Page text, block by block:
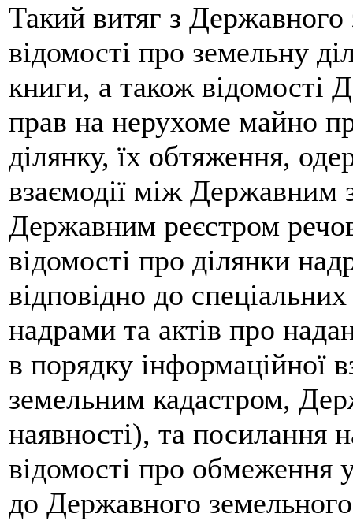
Такий витяг з Державного
відомості про земельну
книги, а також відомості
прав на нерухоме майно
ділянку, їх обтяження,
взаємодії між Державним
Державним реєстром
відомості про ділянки
відповідно до
надрами та актів про
в порядку інформаційної
земельним кадастром,
наявності), та посилання
відомості про обмеження
до Державного